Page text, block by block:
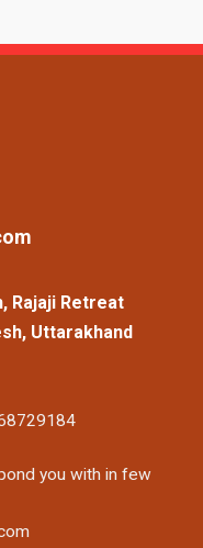
Rajaji Retreat
Uttarakhand
you with in few